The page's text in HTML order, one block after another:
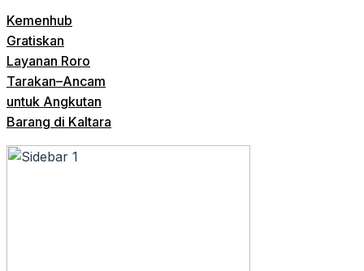
Kemenhub
Gratiskan
Layanan Roro
Tarakan–Ancam
untuk Angkutan
Barang di Kaltara